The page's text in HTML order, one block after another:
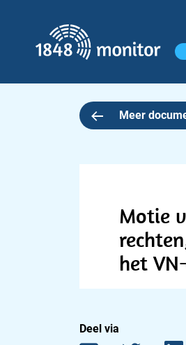
Hoofdmenu
Meer
Motie
het
Deel via